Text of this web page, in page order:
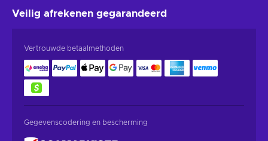
Veilig afrekenen gegarandeerd
Vertrouwde betaalmethoden
Gegevenscodering en bescherming